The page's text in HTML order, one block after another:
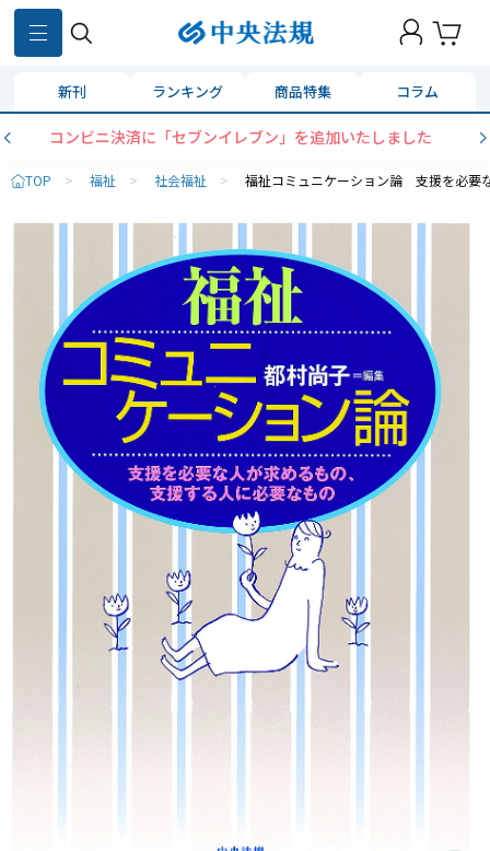
新刊 ランキング 商品特集 コラム
コンビニ決済に「セブンイレブン」を追加いたしました
TOP > 福祉 > 社会福祉 > 福祉コミュニケーション論 支援を必要